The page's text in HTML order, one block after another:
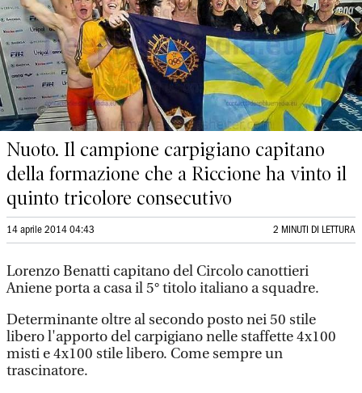
Nuoto. Il campione carpigiano capitano
della formazione che a Riccione ha vinto il
quinto tricolore consecutivo
14 aprile 2014 04:43 2 MINUTI DI LETTURA
Lorenzo Benatti capitano del Circolo canottieri
Aniene porta a casa il 5° titolo italiano a squadre.
Determinante oltre al secondo posto nei 50 stile
libero l'apporto del carpigiano nelle staffette 4x100
misti e 4x100 stile libero. Come sempre un
trascinatore.